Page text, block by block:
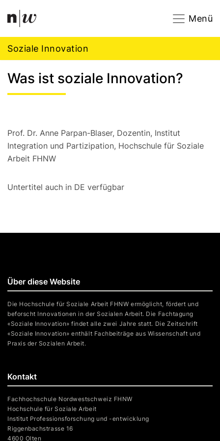
Navigation
Menü
Soziale Innovation
Was ist soziale Innovation?
Prof. Dr. Anne Parpan-Blaser, Dozentin, Institut
Integration und Partizipation, Hochschule für Soziale
Arbeit FHNW
Untertitel auch in DE verfügbar
Footer
Kontakt
Fachhochschule Nordwestschweiz FHNW
Hochschule für Soziale Arbeit
Institut Professionsforschung und -entwicklung
Riggenbachstrasse 16
4600 Olten
Über diese Website
Die Hochschule für Soziale Arbeit FHNW ermöglicht, fördert und
beforscht Innovationen in der Sozialen Arbeit. Die Fachtagung
«Soziale Innovation» findet alle zwei Jahre statt. Die Zeitschrift
«Soziale Innovation» enthält Fachbeiträge aus Wissenschaft und
Praxis der Sozialen Arbeit.